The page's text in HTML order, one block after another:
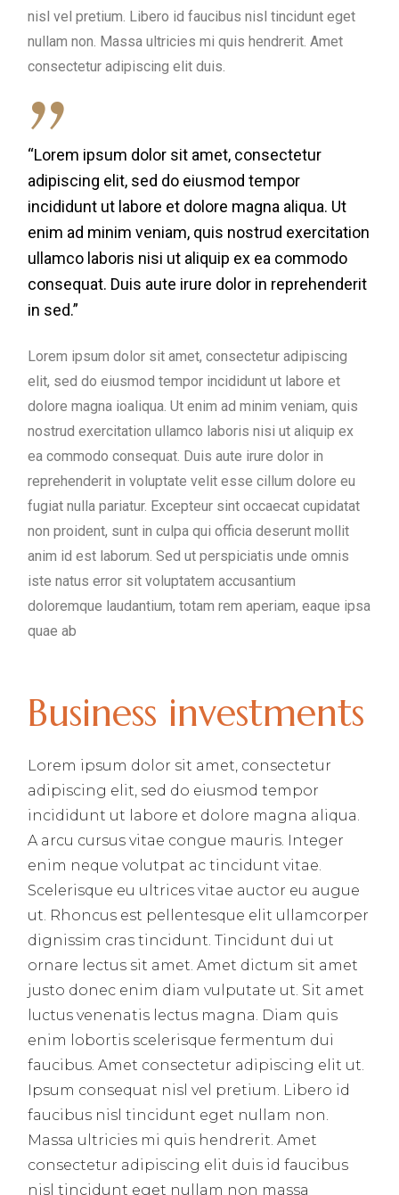
nisl vel pretium. Libero id faucibus nisl tincidunt eget
nullam non. Massa ultricies mi quis hendrerit. Amet
consectetur adipiscing elit duis.
“Lorem ipsum dolor sit amet, consectetur
adipiscing elit, sed do eiusmod tempor
incididunt ut labore et dolore magna aliqua. Ut
enim ad minim veniam, quis nostrud exercitation
ullamco laboris nisi ut aliquip ex ea commodo
consequat. Duis aute irure dolor in reprehenderit
in sed.”
Lorem ipsum dolor sit amet, consectetur adipiscing
elit, sed do eiusmod tempor incididunt ut labore et
dolore magna ioaliqua. Ut enim ad minim veniam, quis
nostrud exercitation ullamco laboris nisi ut aliquip ex
ea commodo consequat. Duis aute irure dolor in
reprehenderit in voluptate velit esse cillum dolore eu
fugiat nulla pariatur. Excepteur sint occaecat cupidatat
non proident, sunt in culpa qui officia deserunt mollit
anim id est laborum. Sed ut perspiciatis unde omnis
iste natus error sit voluptatem accusantium
doloremque laudantium, totam rem aperiam, eaque ipsa
quae ab
Business investments
Lorem ipsum dolor sit amet, consectetur
adipiscing elit, sed do eiusmod tempor
incididunt ut labore et dolore magna aliqua.
A arcu cursus vitae congue mauris. Integer
enim neque volutpat ac tincidunt vitae.
Scelerisque eu ultrices vitae auctor eu augue
ut. Rhoncus est pellentesque elit ullamcorper
dignissim cras tincidunt. Tincidunt dui ut
ornare lectus sit amet. Amet dictum sit amet
justo donec enim diam vulputate ut. Sit amet
luctus venenatis lectus magna. Diam quis
enim lobortis scelerisque fermentum dui
faucibus. Amet consectetur adipiscing elit ut.
Ipsum consequat nisl vel pretium. Libero id
faucibus nisl tincidunt eget nullam non.
Massa ultricies mi quis hendrerit. Amet
consectetur adipiscing elit duis id faucibus
nisl tincidunt eget nullam non massa